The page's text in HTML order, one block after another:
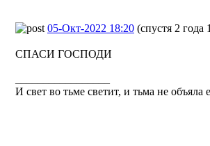
05-Окт-2022 18:20 (спустя 2 года
СПАСИ ГОСПОДИ
И свет во тьме светит, и тьма не объяла